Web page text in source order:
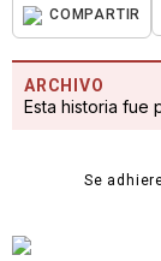
COMPARTIR
ARCHIVO
Esta historia fue
Se